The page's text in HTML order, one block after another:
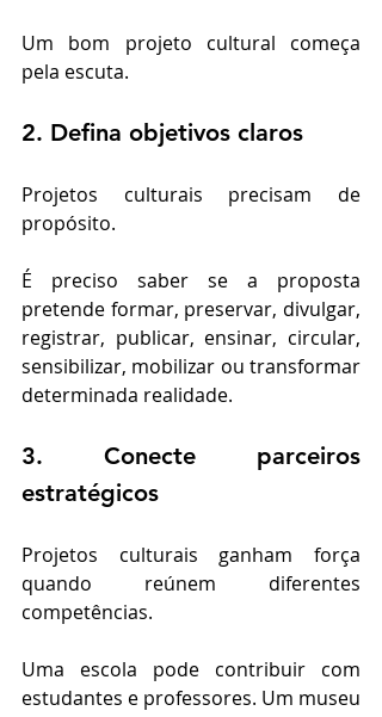
Um bom projeto cultural começa
pela escuta.
2. Defina objetivos claros
Projetos culturais precisam de
propósito.
É preciso saber se a proposta
pretende formar, preservar, divulgar,
registrar, publicar, ensinar, circular,
sensibilizar, mobilizar ou transformar
determinada realidade.
3. Conecte parceiros
estratégicos
Projetos culturais ganham força
quando reúnem diferentes
competências.
Uma escola pode contribuir com
estudantes e professores. Um museu